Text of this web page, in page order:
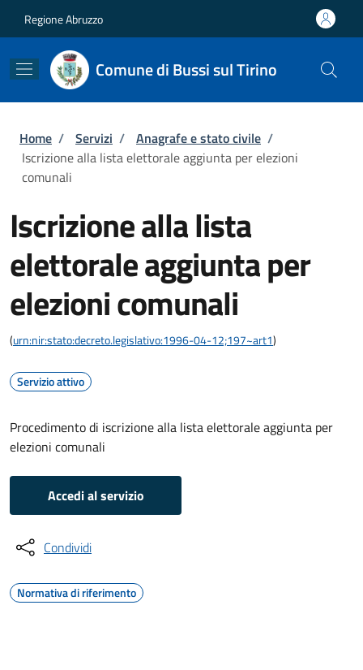
Regione Abruzzo
Comune di Bussi sul Tirino
Briciole di pane
Home / Servizi / Anagrafe e stato civile /
Iscrizione alla lista elettorale aggiunta per elezioni
comunali
Iscrizione alla lista
elettorale aggiunta per
elezioni comunali
(urn:nir:stato:decreto.legislativo:1996-04-12;197~art1)
Servizio attivo
Procedimento di iscrizione alla lista elettorale aggiunta per
elezioni comunali
Accedi al servizio
Condividi
Normativa di riferimento